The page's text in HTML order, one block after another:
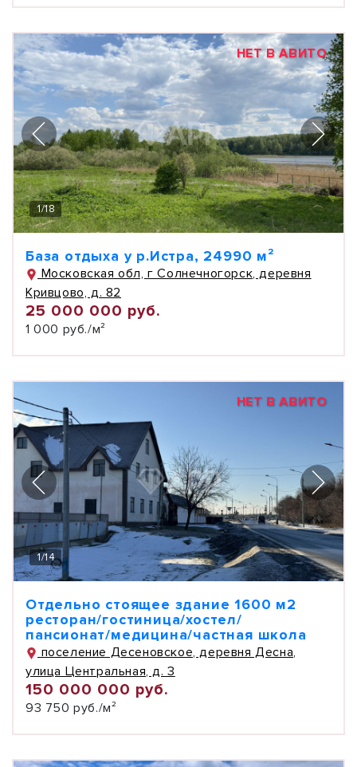
НЕТ В АВИТО
1/18
База отдыха у р.Истра, 24990 м²
Московская обл, г Солнечногорск, деревня
Кривцово, д. 82
25 000 000 руб.
1 000 руб./м²
НЕТ В АВИТО
1/14
Отдельно стоящее здание 1600 м2
ресторан/гостиница/хостел/
пансионат/медицина/частная школа
поселение Десеновское, деревня Десна,
улица Центральная, д. 3
150 000 000 руб.
93 750 руб./м²